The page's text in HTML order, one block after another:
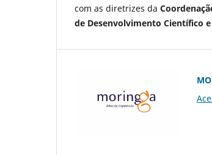
com as diretrizes da
de Desenvolvimento Científico